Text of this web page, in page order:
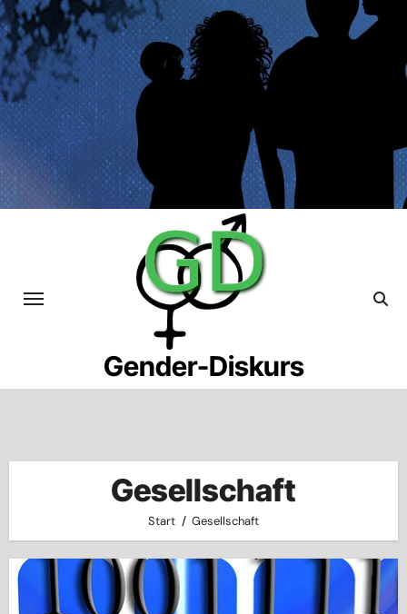
Skip
to
content
Gender-Diskurs
Gesellschaft
Start Gesellschaft